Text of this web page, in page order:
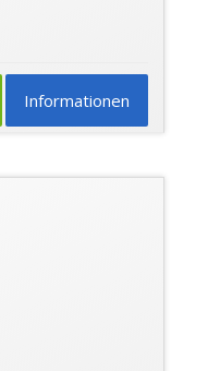
Informationen